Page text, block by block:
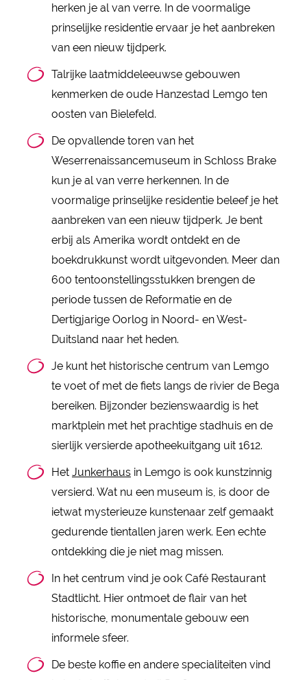
herken je al van verre. In de voormalige
prinselijke residentie ervaar je het aanbreken
van een nieuw tijdperk.
Talrijke laatmiddeleeuwse gebouwen
kenmerken de oude Hanzestad Lemgo ten
oosten van Bielefeld.
De opvallende toren van het
Weserrenaissancemuseum in Schloss Brake
kun je al van verre herkennen. In de
voormalige prinselijke residentie beleef je het
aanbreken van een nieuw tijdperk. Je bent
erbij als Amerika wordt ontdekt en de
boekdrukkunst wordt uitgevonden. Meer dan
600 tentoonstellingsstukken brengen de
periode tussen de Reformatie en de
Dertigjarige Oorlog in Noord- en West-
Duitsland naar het heden.
Je kunt het historische centrum van Lemgo
te voet of met de fiets langs de rivier de Bega
bereiken. Bijzonder bezienswaardig is het
marktplein met het prachtige stadhuis en de
sierlijk versierde apotheekuitgang uit 1612.
Het Junkerhausin Lemgo is ook kunstzinnig
versierd. Wat nu een museum is, is door de
ietwat mysterieuze kunstenaar zelf gemaakt
gedurende tientallen jaren werk. Een echte
ontdekking die je niet mag missen.
In het centrum vind je ook Café Restaurant
Stadtlicht. Hier ontmoet de flair van het
historische, monumentale gebouw een
informele sfeer.
De beste koffie en andere specialiteiten vind